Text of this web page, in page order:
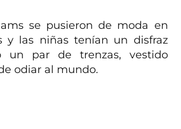
se pusieron de moda en
y las niñas tenían un disfraz
un par de trenzas, vestido
odiar al mundo.